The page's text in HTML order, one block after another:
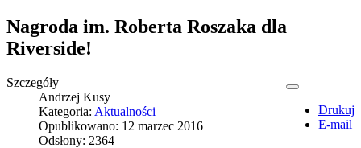
Nagroda im. Roberta Roszaka dla
Riverside!
Drukuj
E-mail
Szczegóły
Andrzej Kusy
Kategoria: Aktualności
Opublikowano: 12 marzec 2016
Odsłony: 2364